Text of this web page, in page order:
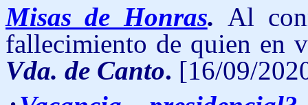
Misas de Honras. Al
fallecimiento de quien en
Vda. de Canto. [16/09/